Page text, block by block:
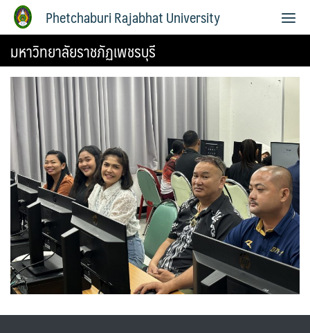
Phetchaburi Rajabhat University
มหาวิทยาลัยราชภัฏเพชรบุรี